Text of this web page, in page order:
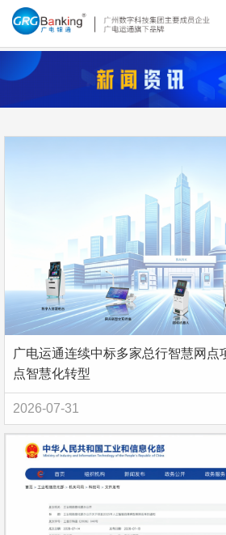
广电运通连续中标多家总行智慧网点
点智慧化转型
2026-07-31